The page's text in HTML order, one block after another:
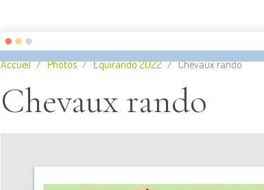
Camping municipal LES AILLOTS
Accueil Photos Equirando 2022 Chevaux rando
Chevaux rando